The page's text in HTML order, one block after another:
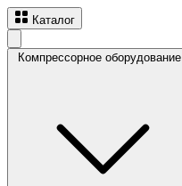
Каталог
Компрессорное оборудование